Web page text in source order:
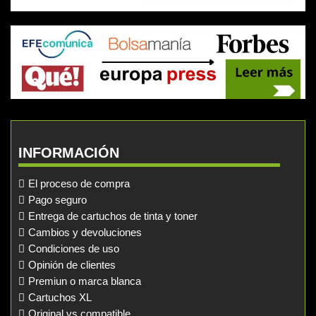
INFORMACIÓN
El proceso de compra
Pago seguro
Entrega de cartuchos de tinta y toner
Cambios y devoluciones
Condiciones de uso
Opinión de clientes
Premiun o marca blanca
Cartuchos XL